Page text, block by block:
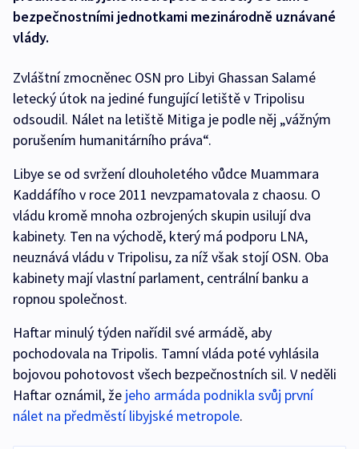
bezpečnostními jednotkami mezinárodně uznávané
vlády.
Zvláštní zmocněnec OSN pro Libyi Ghassan Salamé
letecký útok na jediné fungující letiště v Tripolisu
odsoudil. Nálet na letiště Mitiga je podle něj „vážným
porušením humanitárního práva“.
Libye se od svržení dlouholetého vůdce Muammara
Kaddáfího v roce 2011 nevzpamatovala z chaosu. O
vládu kromě mnoha ozbrojených skupin usilují dva
kabinety. Ten na východě, který má podporu LNA,
neuznává vládu v Tripolisu, za níž však stojí OSN. Oba
kabinety mají vlastní parlament, centrální banku a
ropnou společnost.
Haftar minulý týden nařídil své armádě, aby
pochodovala na Tripolis. Tamní vláda poté vyhlásila
bojovou pohotovost všech bezpečnostních sil. V neděli
Haftar oznámil, že jeho armáda podnikla svůj první
nálet na předměstí libyjské metropole.